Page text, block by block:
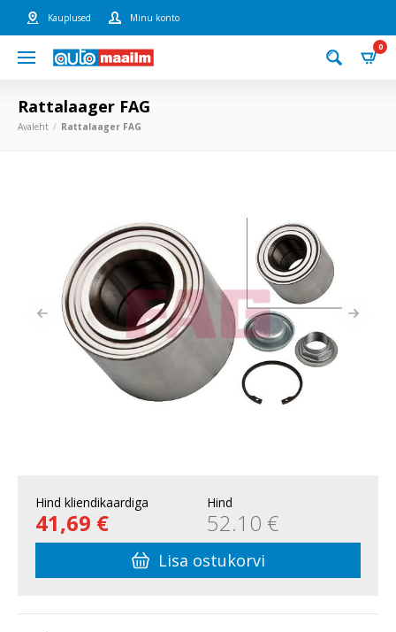
Kauplused Minu konto
0
Rattalaager FAG
Avaleht Rattalaager FAG
Hind kliendikaardiga
41,69 €
Hind
52.10 €
Lisa ostukorvi